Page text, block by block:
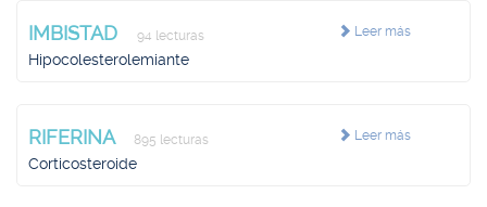
Leer más
IMBISTAD 94 lecturas
Hipocolesterolemiante
Leer más
RIFERINA 895 lecturas
Corticosteroide